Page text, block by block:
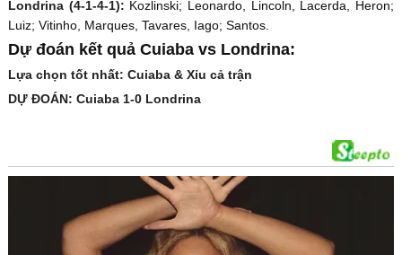
Londrina (4-1-4-1): Kozlinski; Leonardo, Lincoln, Lacerda, Heron;
Luiz; Vitinho, Marques, Tavares, Iago; Santos.
Dự đoán kết quả Cuiaba vs Londrina:
Lựa chọn tốt nhất: Cuiaba & Xỉu cả trận
DỰ ĐOÁN: Cuiaba 1-0 Londrina